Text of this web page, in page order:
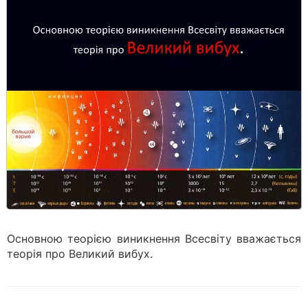
Основною теорією виникнення Всесвіту вважається
теорія про Великий вибух.